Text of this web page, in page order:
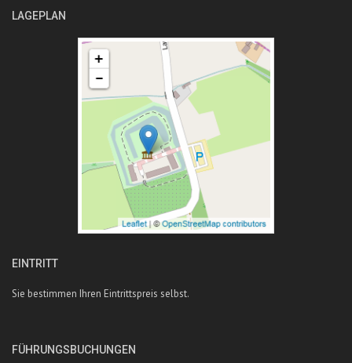
LAGEPLAN
EINTRITT
Sie bestimmen Ihren Eintrittspreis selbst.
FÜHRUNGSBUCHUNGEN